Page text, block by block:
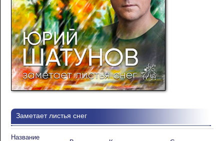
Заметает листья снег
Название